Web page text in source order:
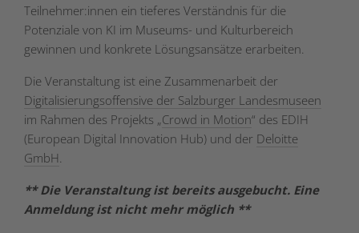
Teilnehmer:innen ein tieferes Verständnis für die
Potenziale von KI im Museums- und Kulturbereich
gewinnen und konkrete Lösungsansätze erarbeiten.
Die Veranstaltung ist eine Zusammenarbeit der
Digitalisierungsoffensive der Salzburger Landesmuseen
im Rahmen des Projekts „Crowd in Motion“ des EDIH
(European Digital Innovation Hub) und der Deloitte
GmbH.
** Die Veranstaltung ist bereits ausgebucht. Eine
Anmeldung ist nicht mehr möglich **